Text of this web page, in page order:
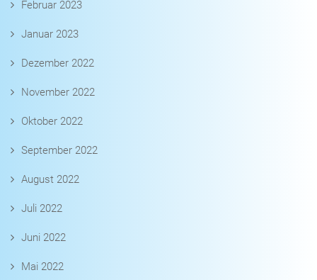
Februar 2023
Januar 2023
Dezember 2022
November 2022
Oktober 2022
September 2022
August 2022
Juli 2022
Juni 2022
Mai 2022